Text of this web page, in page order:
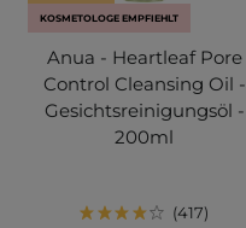
KOSMETOLOGE EMPFIEHLT
Anua - Heartleaf Pore
Control Cleansing Oil -
Gesichtsreinigungsöl -
200ml
417